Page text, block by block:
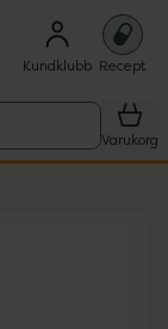
Kundklubb Recept
Varukorg